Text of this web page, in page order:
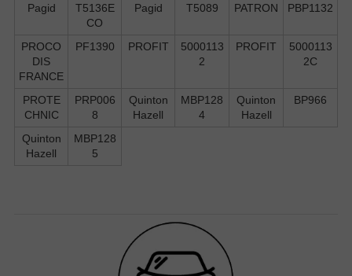
Pagid
T5136E
CO
Pagid T5089 PATRON PBP1132
PROCO
DIS
FRANCE
PF1390 PROFIT
5000113
2
PROFIT
5000113
2C
PROTE
CHNIC
PRP006
8
Quinton
Hazell
MBP128
4
Quinton
Hazell
BP966
Quinton
Hazell
MBP128
5